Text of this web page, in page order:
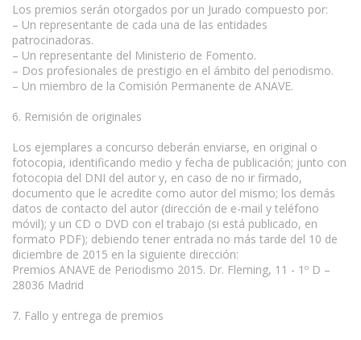
Los premios serán otorgados por un Jurado compuesto por:
– Un representante de cada una de las entidades
patrocinadoras.
– Un representante del Ministerio de Fomento.
– Dos profesionales de prestigio en el ámbito del periodismo.
– Un miembro de la Comisión Permanente de ANAVE.
6. Remisión de originales
Los ejemplares a concurso deberán enviarse, en original o
fotocopia, identificando medio y fecha de publicación; junto con
fotocopia del DNI del autor y, en caso de no ir firmado,
documento que le acredite como autor del mismo; los demás
datos de contacto del autor (dirección de e-mail y teléfono
móvil); y un CD o DVD con el trabajo (si está publicado, en
formato PDF); debiendo tener entrada no más tarde del 10 de
diciembre de 2015 en la siguiente dirección:
Premios ANAVE de Periodismo 2015. Dr. Fleming, 11 - 1º D –
28036 Madrid
7. Fallo y entrega de premios